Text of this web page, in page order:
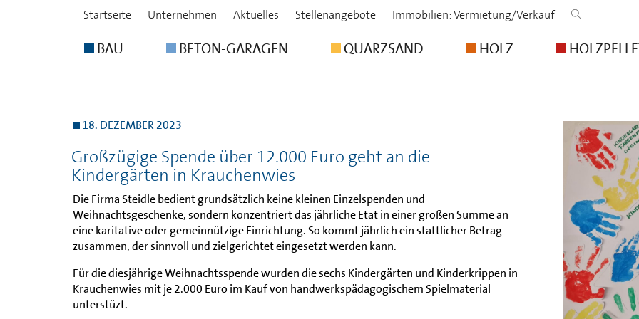
Startseite Unternehmen Aktuelles Stellenangebote Immobilien: Vermietung/Verkauf
BAU BETON-GARAGEN QUARZSAND HOLZ
18. DEZEMBER 2023
Großzügige Spende über 12.000 Euro geht an die
Kindergärten in Krauchenwies
Die Firma Steidle bedient grundsätzlich keine kleinen Einzelspenden und
Weihnachtsgeschenke, sondern konzentriert das jährliche Etat in einer großen Summe an
eine karitative oder gemeinnützige Einrichtung. So kommt jährlich ein stattlicher Betrag
zusammen, der sinnvoll und zielgerichtet eingesetzt werden kann.
Für die diesjährige Weihnachtsspende wurden die sechs Kindergärten und Kinderkrippen in
Krauchenwies mit je 2.000 Euro im Kauf von handwerkspädagogischem Spielmaterial
unterstüzt.